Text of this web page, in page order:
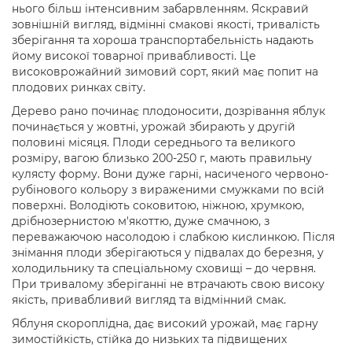
нього більш інтенсивним забарвленням. Яскравий
зовнішній вигляд, відмінні смакові якості, тривалість
зберігання та хороша транспортабельність надають
йому високої товарної привабливості. Це
високоврожайний зимовий сорт, який має попит на
плодових ринках світу.
Дерево рано починає плодоносити, дозрівання яблук
починається у жовтні, урожай збирають у другій
половині місяця. Плоди середнього та великого
розміру, вагою близько 200-250 г, мають правильну
кулясту форму. Вони дуже гарні, насиченого червоно-
рубінового кольору з вираженими смужками по всій
поверхні. Володіють соковитою, ніжною, хрумкою,
дрібнозернистою м'якоттю, дуже смачною, з
переважаючою насолодою і слабкою кислинкою. Після
знімання плоди зберігаються у підвалах до березня, у
холодильнику та спеціальному сховищі – до червня.
При тривалому зберіганні не втрачають свою високу
якість, привабливий вигляд та відмінний смак.
Яблуня скороплідна, дає високий урожай, має гарну
зимостійкість, стійка до низьких та підвищених